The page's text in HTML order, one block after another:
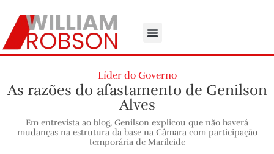
Líder do Governo
As razões do afastamento de Genilson
Alves
Em entrevista ao blog, Genilson explicou que não haverá
mudanças na estrutura da base na Câmara com participação
temporária de Marileide